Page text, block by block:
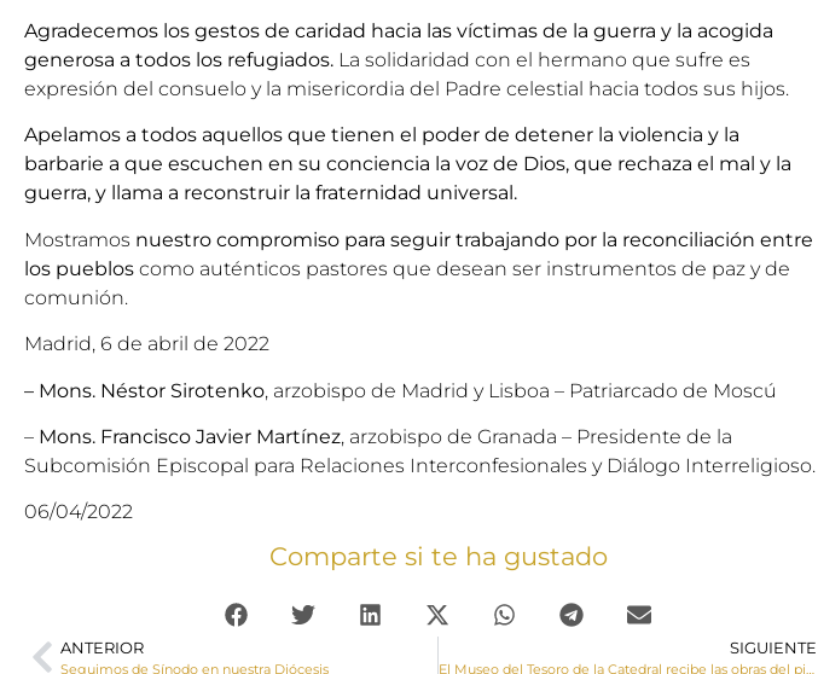
Agradecemos los gestos de caridad hacia las víctimas de la guerra y la acogida
generosa a todos los refugiados. La solidaridad con el hermano que sufre es
expresión del consuelo y la misericordia del Padre celestial hacia todos sus hijos.
Apelamos a todos aquellos que tienen el poder de detener la violencia y la
barbarie a que escuchen en su conciencia la voz de Dios, que rechaza el mal y la
guerra, y llama a reconstruir la fraternidad universal.
Mostramos nuestro compromiso para seguir trabajando por la reconciliación entre
los pueblos como auténticos pastores que desean ser instrumentos de paz y de
comunión.
Madrid, 6 de abril de 2022
– Mons. Néstor Sirotenko, arzobispo de Madrid y Lisboa – Patriarcado de Moscú
– Mons. Francisco Javier Martínez, arzobispo de Granada – Presidente de la
Subcomisión Episcopal para Relaciones Interconfesionales y Diálogo Interreligioso.
06/04/2022
Comparte si te ha gustado
ANTERIOR
Seguimos de Sínodo en nuestra Diócesis
SIGUIENTE
El Museo del Tesoro de la Catedral recibe las obras del pintor flamenco Frans Francken II